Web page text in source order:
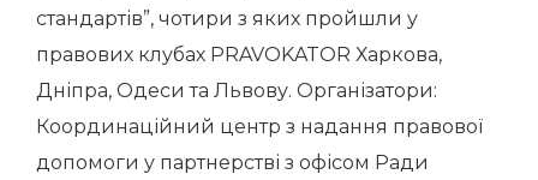
стандартів”, чотири з яких пройшли у
правових клубах PRAVOKATOR Харкова,
Дніпра, Одеси та Львову. Організатори:
Координаційний центр з надання правової
допомоги у партнерстві з офісом Ради